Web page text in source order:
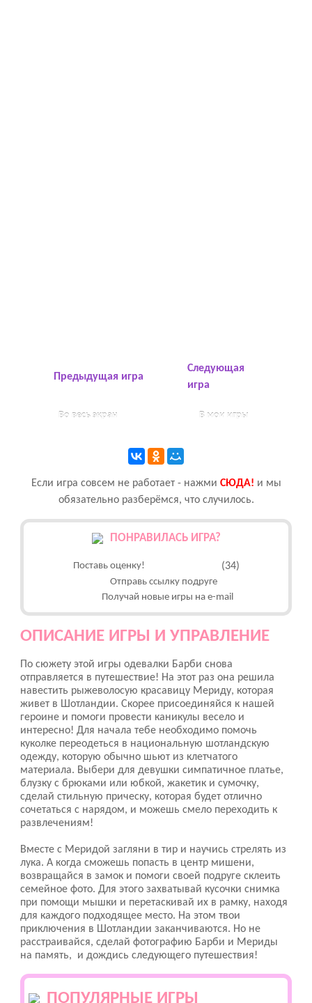
Предыдущая игра
Во весь экран В мои игры
Следующая
игра
Если игра совсем не работает - нажми CЮДА! и мы
обязательно разберёмся, что случилось.
ПОНРАВИЛАСЬ ИГРА?
Поставь оценку! (34)
Отправь ссылку подруге
Получай новые игры на e-mail
ОПИСАНИЕ ИГРЫ И УПРАВЛЕНИЕ
По сюжету этой игры одевалки Барби снова
отправляется в путешествие! На этот раз она решила
навестить рыжеволосую красавицу Мериду, которая
живет в Шотландии. Скорее присоединяйся к нашей
героине и помоги провести каникулы весело и
интересно! Для начала тебе необходимо помочь
куколке переодеться в национальную шотландскую
одежду, которую обычно шьют из клетчатого
материала. Выбери для девушки симпатичное платье,
блузку с брюками или юбкой, жакетик и сумочку,
сделай стильную прическу, которая будет отлично
сочетаться с нарядом, и можешь смело переходить к
развлечениям!
Вместе с Меридой загляни в тир и научись стрелять из
лука. А когда сможешь попасть в центр мишени,
возвращайся в замок и помоги своей подруге склеить
семейное фото. Для этого захватывай кусочки снимка
при помощи мышки и перетаскивай их в рамку, находя
для каждого подходящее место. На этом твои
приключения в Шотландии заканчиваются. Но не
расстраивайся, сделай фотографию Барби и Мериды
на память, и дождись следующего путешествия!
ПОПУЛЯРНЫЕ ИГРЫ